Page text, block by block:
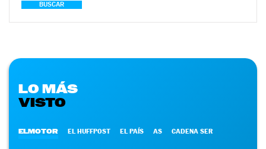
BUSCAR
LO MÁS
VISTO
ELMOTOR EL HUFFPOST EL PAÍS AS CADENA SER